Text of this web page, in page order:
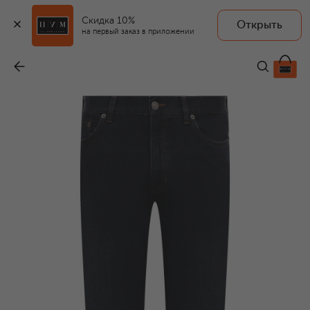
Скидка 10%
на первый заказ в приложении
Открыть